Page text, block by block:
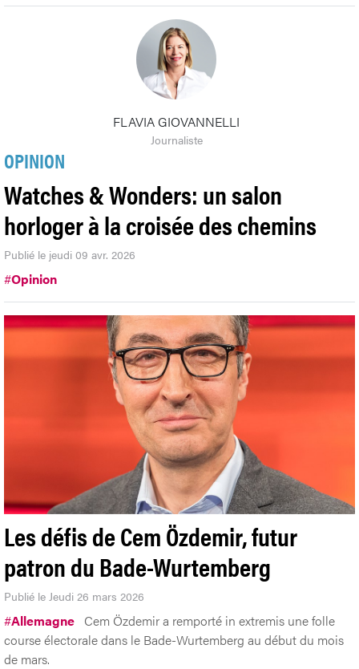
FLAVIA GIOVANNELLI
Journaliste
OPINION
Watches & Wonders: un salon
horloger à la croisée des chemins
Publié le jeudi 09 avr. 2026
#Opinion
Les défis de Cem Özdemir, futur
patron du Bade-Wurtemberg
Publié le Jeudi 26 mars 2026
#Allemagne Cem Özdemir a remporté in extremis une folle
course électorale dans le Bade-Wurtemberg au début du mois
de mars.